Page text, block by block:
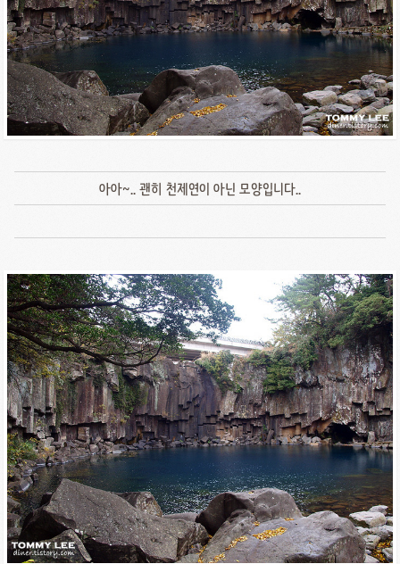
아아~.. 괜히 천제연이 아닌 모양입니다..